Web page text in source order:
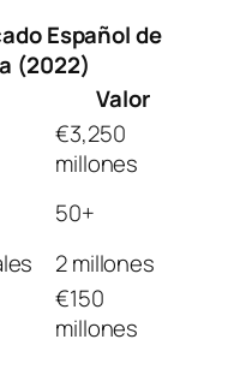
Español de
(2022)
Valor
€3,250
millones
50+
2 millones
€150
millones